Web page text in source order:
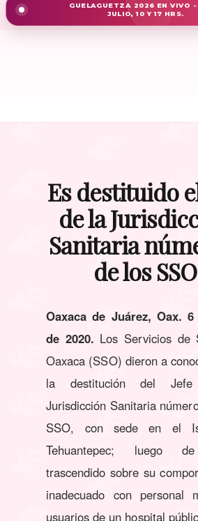
GUELAGUETZA 2026 EN VIVO -
JULIO, 10 Y 17 HRS.
Es destituido
de la
Sanitaria
de los SSO
Oaxaca de Juárez, Oax.
de 2020. Los Servicios de
Oaxaca (SSO) dieron a
la destitución del
Jurisdicción Sanitaria
SSO, con sede en el
Tehuantepec; luego
trascendido sobre su
inadecuado con personal
usuarios de un hospital